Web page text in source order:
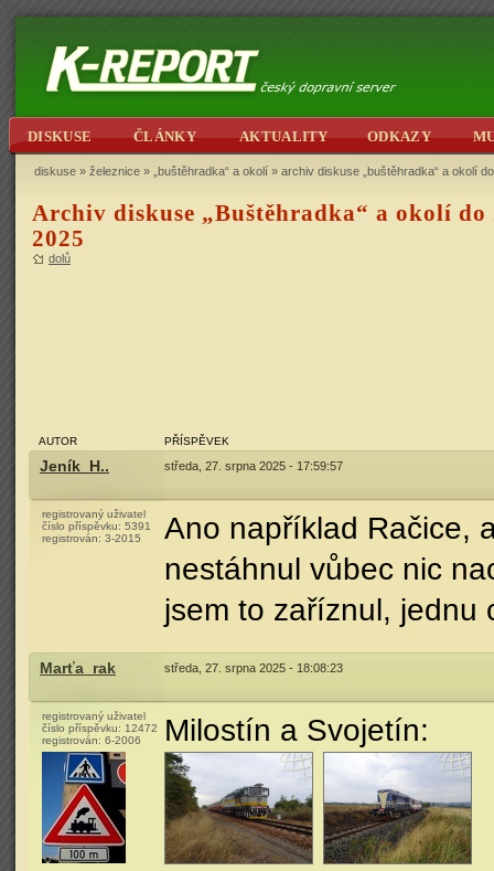
DISKUSE ČLÁNKY AKTUALITY ODKAZY
diskuse » železnice » „buštěhradka“ a okolí » archiv diskuse „buštěhradka“ a okolí
Archiv diskuse „Buštěhradka“ a okolí do
2025
dolů
AUTOR PŘÍSPĚVEK
Jeník_H.. středa, 27. srpna 2025 - 17:59:57
registrovaný uživatel
číslo příspěvku: 5391
registrován: 3-2015
Ano například Račice,
nestáhnul vůbec nic
jsem to zaříznul, jednu
Marťa_rak středa, 27. srpna 2025 - 18:08:23
registrovaný uživatel
číslo příspěvku: 12472
registrován: 6-2006 Milostín a Svojetín: